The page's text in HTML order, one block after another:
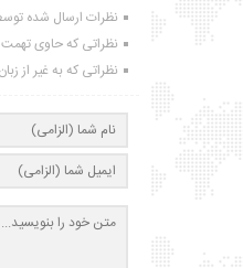
نظرات ارسال شده
نظراتی که حاوی تهمت
نظراتی که به غیر از